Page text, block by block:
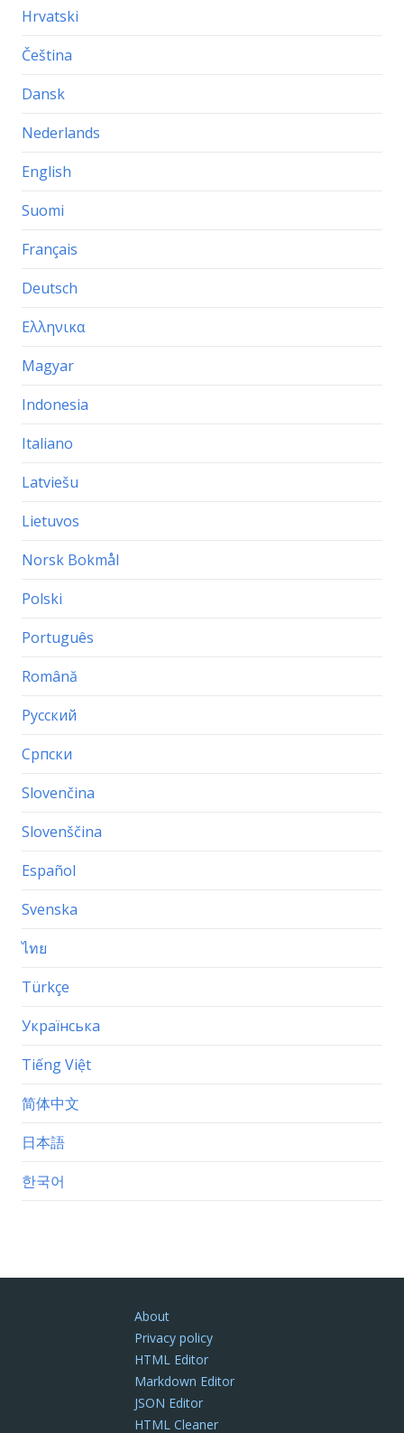
Hrvatski
Čeština
Dansk
Nederlands
English
Suomi
Français
Deutsch
Ελληνικα
Magyar
Indonesia
Italiano
Latviešu
Lietuvos
Norsk Bokmål
Polski
Português
Română
Русский
Српски
Slovenčina
Slovenščina
Español
Svenska
ไทย
Türkçe
Українська
Tiếng Việt
简体中文
日本語
한국어
About
Privacy policy
HTML Editor
Markdown Editor
JSON Editor
HTML Cleaner